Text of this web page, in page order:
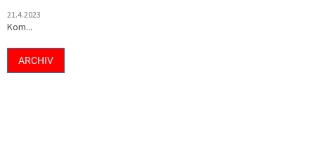
21.4.2023
Kom...
ARCHIV